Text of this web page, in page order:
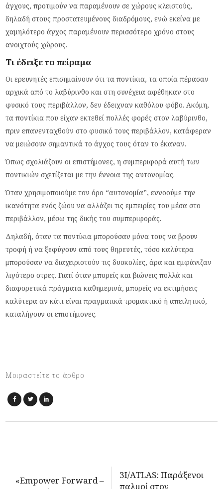
άγχους, προτιμούν να παραμένουν σε χώρους κλειστούς,
δηλαδή στους προστατευμένους διαδρόμους, ενώ εκείνα με
χαμηλότερο άγχος παραμένουν περισσότερο χρόνο στους
ανοιχτούς χώρους.
Τι έδειξε το πείραμα
Οι ερευνητές επισημαίνουν ότι τα ποντίκια, τα οποία πέρασαν
αρχικά από το λαβύρινθο και στη συνέχεια αφέθηκαν στο
φυσικό τους περιβάλλον, δεν έδειχναν καθόλου φόβο. Ακόμη,
τα ποντίκια που είχαν εκτεθεί πολλές φορές στον λαβύρινθο,
πριν επανενταχθούν στο φυσικό τους περιβάλλον, κατάφεραν
να μειώσουν σημαντικά το άγχος τους όταν το έκαναν.
Όπως σχολιάζουν οι επιστήμονες, η συμπεριφορά αυτή των
ποντικιών σχετίζεται με την έννοια της αυτονομίας.
Όταν χρησιμοποιούμε τον όρο “αυτονομία”, εννοούμε την
ικανότητα ενός ζώου να αλλάζει τις εμπειρίες του μέσα στο
περιβάλλον, μέσω της δικής του συμπεριφοράς.
Δηλαδή, όταν τα ποντίκια μπορούσαν μόνα τους να βρουν
τροφή ή να ξεφύγουν από τους θηρευτές, τόσο καλύτερα
μπορούσαν να διαχειριστούν τις δυσκολίες, άρα και εμφάνιζαν
λιγότερο στρες. Γιατί όταν μπορείς και βιώνεις πολλά και
διαφορετικά πράγματα καθημερινά, μπορείς να εκτιμήσεις
καλύτερα αν κάτι είναι πραγματικά τρομακτικό ή απειλητικό,
καταλήγουν οι επιστήμονες.
Μοιραστείτε το άρθρο
«Empower Forward –
3I/ATLAS: Παράξενοι
παλμοί στον